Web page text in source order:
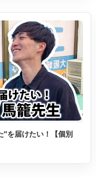
”を届けたい！【個別